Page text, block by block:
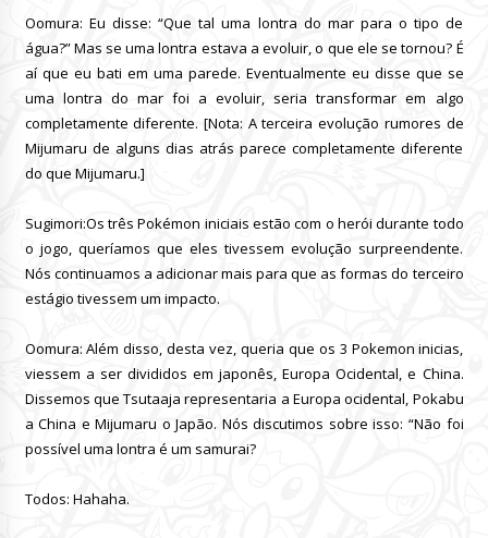
Oomura: Eu disse: “Que tal uma lontra do mar para o tipo de
água?” Mas se uma lontra estava a evoluir, o que ele se tornou? É
aí que eu bati em uma parede. Eventualmente eu disse que se
uma lontra do mar foi a evoluir, seria transformar em algo
completamente diferente. [Nota: A terceira evolução rumores de
Mijumaru de alguns dias atrás parece completamente diferente
do que Mijumaru.]
Sugimori:Os três Pokémon iniciais estão com o herói durante todo
o jogo, queríamos que eles tivessem evolução surpreendente.
Nós continuamos a adicionar mais para que as formas do terceiro
estágio tivessem um impacto.
Oomura: Além disso, desta vez, queria que os 3 Pokemon inicias,
viessem a ser divididos em japonês, Europa Ocidental, e China.
Dissemos que Tsutaaja representaria a Europa ocidental, Pokabu
a China e Mijumaru o Japão. Nós discutimos sobre isso: “Não foi
possível uma lontra é um samurai?
Todos: Hahaha.